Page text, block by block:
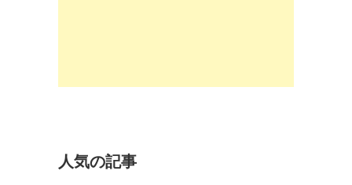
人気の記事